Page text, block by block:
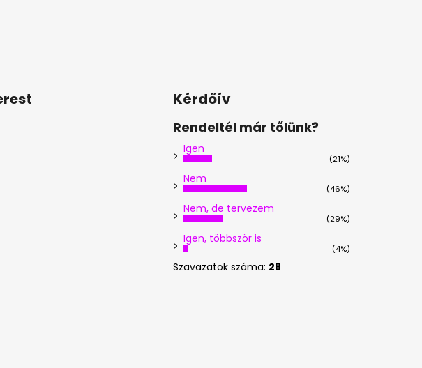
Kérdőív
Rendeltél már tőlünk?
Igen
(21%)
Nem
(46%)
Nem, de tervezem
(29%)
Igen, többször is
(4%)
Szavazatok száma: 28